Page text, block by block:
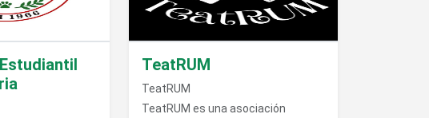
TeatRUM
TeatRUM
TeatRUM es una asociación